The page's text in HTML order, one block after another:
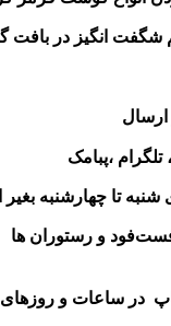
شگفت انگیز در
،پبامک
تا چهارشنبه بغیر از
و رستوران ها
در ساعات و روزهای